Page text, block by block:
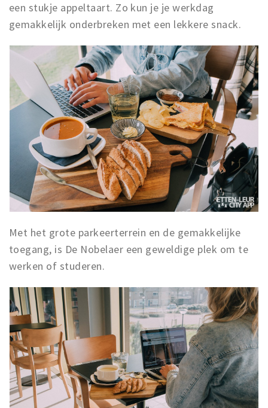
een stukje appeltaart. Zo kun je je werkdag
gemakkelijk onderbreken met een lekkere snack.
Met het grote parkeerterrein en de gemakkelijke
toegang, is De Nobelaer een geweldige plek om te
werken of studeren.